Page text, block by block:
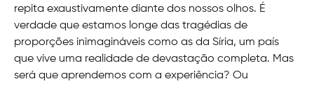
repita exaustivamente diante dos nossos olhos. É
verdade que estamos longe das tragédias de
proporções inimagináveis como as da Síria, um país
que vive uma realidade de devastação completa. Mas
será que aprendemos com a experiência? Ou